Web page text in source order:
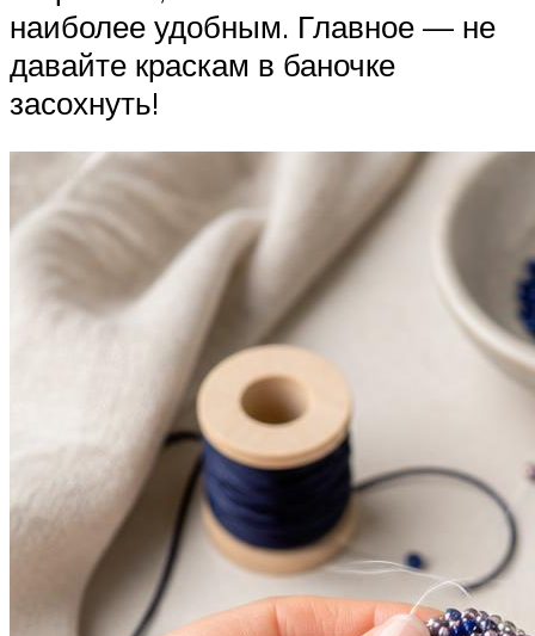
наиболее удобным. Главное — не
давайте краскам в баночке
засохнуть!